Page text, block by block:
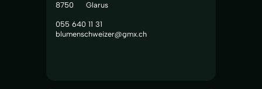
8750
Glarus
055 640 11 31
blumenschweizer@gmx.ch